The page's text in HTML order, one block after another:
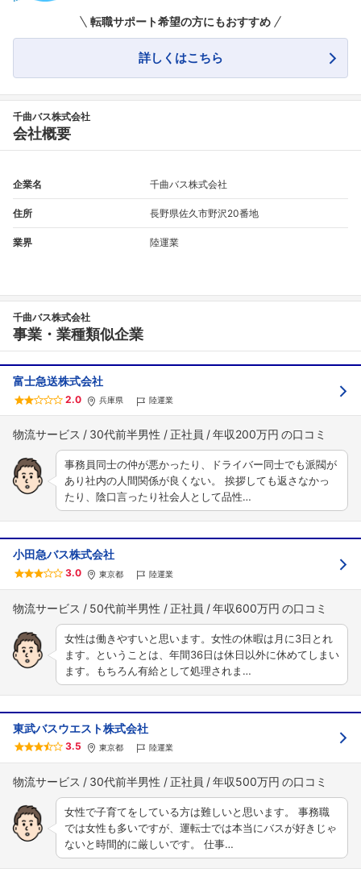
こちらの企業もフォローしませんか？
転職サポート希望の方にもおすすめ
詳しくはこちら
千曲バス株式会社
会社概要
企業名 千曲バス株式会社
住所 長野県佐久市野沢20番地
業界 陸運業
千曲バス株式会社
事業・業種類似企業
富士急送株式会社
2.0 兵庫県 陸運業
物流サービス 30代前半男性 正社員 年収200万円
事務員同士の仲が悪かったり、ドライバー同士でも派閥が
あり社内の人間関係が良くない。 挨拶しても返さなかっ
たり、陰口言ったり社会人として品性…
小田急バス株式会社
3.0 東京都 陸運業
物流サービス 50代前半男性 正社員 年収600万円
女性は働きやすいと思います。女性の休暇は月に3日とれ
ます。ということは、年間36日は休日以外に休めてしまい
ます。もちろん有給として処理されま…
東武バスウエスト株式会社
3.5 東京都 陸運業
物流サービス 30代前半男性 正社員 年収500万円
女性で子育てをしている方は難しいと思います。 事務職
では女性も多いですが、運転士では本当にバスが好きじゃ
ないと時間的に厳しいです。 仕事…